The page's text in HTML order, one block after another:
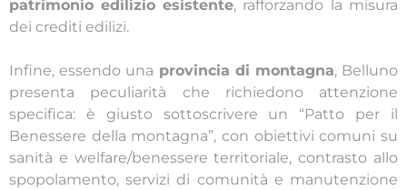
patrimonio edilizio esistente, rafforzando la misura
dei crediti edilizi.
Infine, essendo una provincia di montagna, Belluno
presenta peculiarità che richiedono attenzione
specifica: è giusto sottoscrivere un “Patto per il
Benessere della montagna”, con obiettivi comuni su
sanità e welfare/benessere territoriale, contrasto allo
spopolamento, servizi di comunità e manutenzione